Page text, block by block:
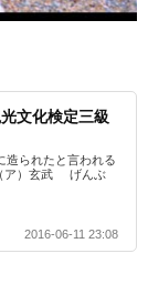
文化検定三級
造られたと言われる
ア）玄武 げんぶ
2016-06-11 23:08